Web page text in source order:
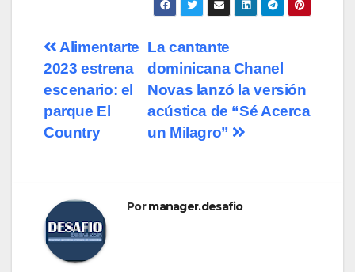
La cantante
dominicana Chanel
Novas lanzó la versión
acústica de “Sé Acerca
un Milagro”
Alimentarte
2023 estrena
escenario: el
parque El
Country
Pormanager.desafio